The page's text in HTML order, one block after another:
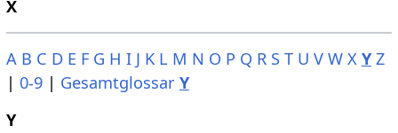
X
A B C D E F G H I J K L M N O P Q R S T U V W X Y Z
| 0-9| Gesamtglossar Y
Y